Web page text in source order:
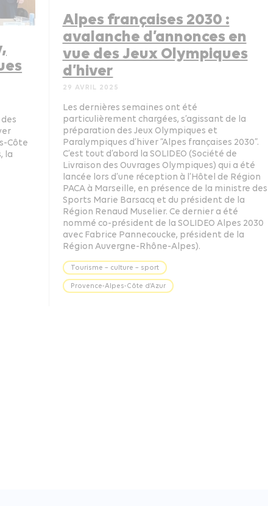
Côte
la
Alpes françaises 2030 :
avalanche d’annonces en
vue des Jeux Olympiques
d’hiver
29 AVRIL 2025
Les dernières semaines ont été
particulièrement chargées, s’agissant de la
préparation des Jeux Olympiques et
Paralympiques d’hiver “Alpes françaises 2030”.
C’est tout d’abord la SOLIDEO (Société de
Livraison des Ouvrages Olympiques) qui a été
lancée lors d’une réception à l’Hôtel de Région
PACA à Marseille, en présence de la ministre des
Sports Marie Barsacq et du président de la
Région Renaud Muselier. Ce dernier a été
nommé co-président de la SOLIDEO Alpes 2030
avec Fabrice Pannecoucke, président de la
Région Auvergne-Rhône-Alpes).
Tourisme – culture – sport
Provence-Alpes-Côte d’Azur